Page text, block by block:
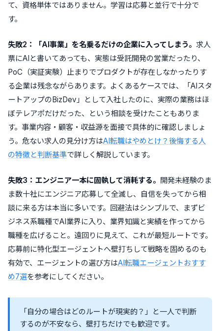
て、資格単体ではありません。学習は応募と並行で十分で
す。
失敗2：「AI事業」を名乗るだけの企業に入ってしまう。 求人
票にAIと書いてあっても、実態は受託開発の営業だったり、
PoC（実証実験）止まりでプロダクトが存在しなかったりす
る企業は残念ながらあります。よくあるケースでは、「AIスタ
ートアップのBizDev」として入社したのに、実際の業務はほ
ぼテレアポだけだった、という相談を受けたこともありま
す。事業内容・顧客・収益源を面接で具体的に確認しましょ
う。危ない求人の見分け方はAI転職はやめとけ？後悔する人
の特徴と判断基準で詳しく解説しています。
失敗3：エンジニア一本に固執して消耗する。 開発未経験のま
ま数十社にエンジニア応募して全滅し、自信を失ってから相
談に来る方は本当に多いです。回避法はシンプルで、まずビ
ジネス系職種でAI業界に入り、業界知識と実績を作ってから
職種を広げること。遠回りに見えて、これが最短ルートです。
応募前に特化型エージェントへ壁打ちして戦略を固めるのも
有効で、エージェントの選び方はAI転職エージェントおすす
め7選を参考にしてください。
「自分の場合はどのルートが現実的？」と一人で判断
するのが不安なら、壁打ちだけでも歓迎です。